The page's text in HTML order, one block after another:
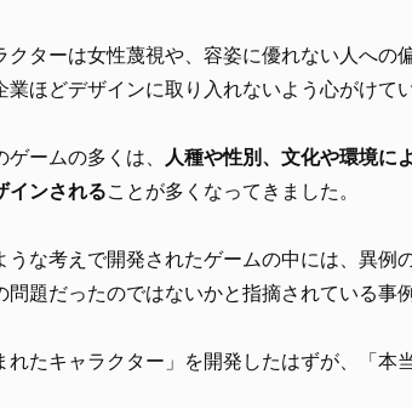
クターは女性蔑視や、容姿に優れない人への
業ほどデザインに取り入れないよう心がけて
ームの多くは、 人種や性別、文化や環境に
インされることが多くなってきました。
うな考えで開発されたゲームの中には、異例
問題だったのではないかと指摘されている事
れたキャラクター」を開発したはずが、「本